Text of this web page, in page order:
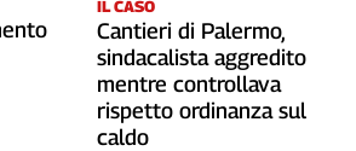
IL CASO
Cantieri di Palermo,
sindacalista aggredito
mentre controllava
rispetto ordinanza sul
caldo